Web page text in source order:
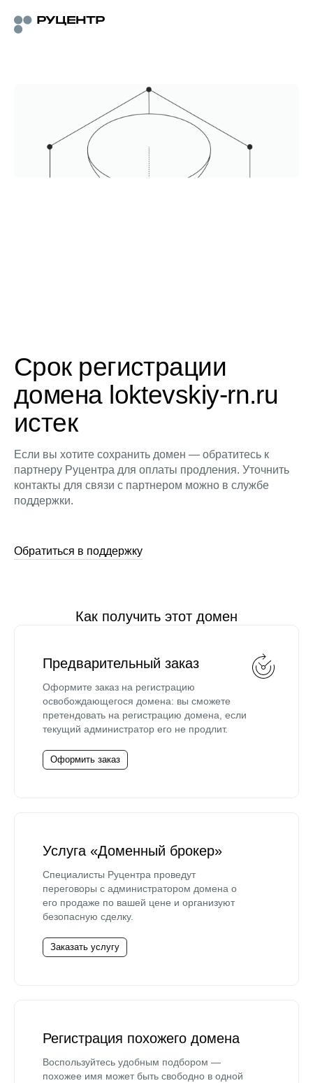
Срок регистрации
домена loktevskiy-rn.ru
истек
Если вы хотите сохранить домен — обратитесь к
партнеру Руцентра для оплаты продления. Уточнить
контакты для связи с партнером можно в службе
поддержки.
Обратиться в поддержку
Как получить этот домен
Предварительный заказ
Оформите заказ на регистрацию
освобождающегося домена: вы сможете
претендовать на регистрацию домена, если
текущий администратор его не продлит.
Оформить заказ
Услуга «Доменный брокер»
Специалисты Руцентра проведут
переговоры с администратором домена о
его продаже по вашей цене и организуют
безопасную сделку.
Заказать услугу
Регистрация похожего домена
Воспользуйтесь удобным подбором —
похожее имя может быть свободно в одной